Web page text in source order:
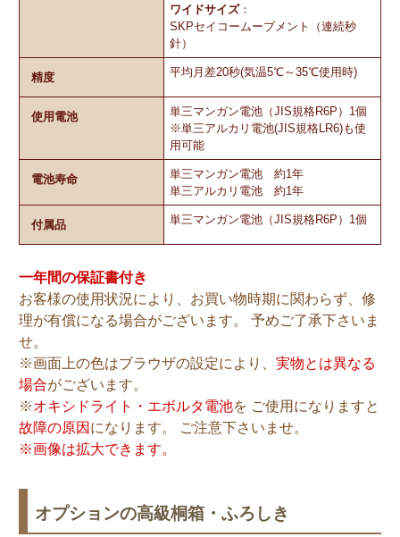
ワイドサイズ：
SKPセイコームーブメント（連続秒
針）
精度 平均月差20秒(気温5℃～35℃使用時)
使用電池
単三マンガン電池（JIS規格R6P）1個
※単三アルカリ電池(JIS規格LR6)も使
用可能
電池寿命
単三マンガン電池 約1年
単三アルカリ電池 約1年
付属品 単三マンガン電池（JIS規格R6P）1個
一年間の保証書付き
お客様の使用状況により、お買い物時期に関わらず、修
理が有償になる場合がございます。 予めご了承下さいま
せ。
※画面上の色はブラウザの設定により、 実物とは異なる
場合がございます。
※オキシドライト・エボルタ電池を ご使用になりますと
故障の原因 になります。 ご注意下さいませ。
※画像は拡大できます。
オプションの高級桐箱・ふろしき